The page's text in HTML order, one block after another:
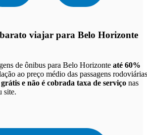
viajar para Belo Horizonte
de ônibus para Belo Horizonte até 60%
ao preço médio das passagens
e não é cobrada taxa de serviço nas
site.